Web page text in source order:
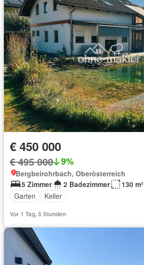
€ 450 000
€ 495 000 9%
Bergbeirohrbach, Oberösterreich
5 Zimmer
2 Badezimmer
130 m²
Garten
Keller
Vor 1 Tag, 5 Stunden